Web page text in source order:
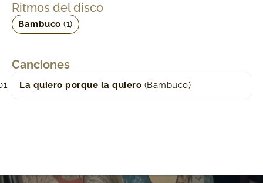
Ritmos del disco
Bambuco (1)
Canciones
La quiero porque la quiero (Bambuco)